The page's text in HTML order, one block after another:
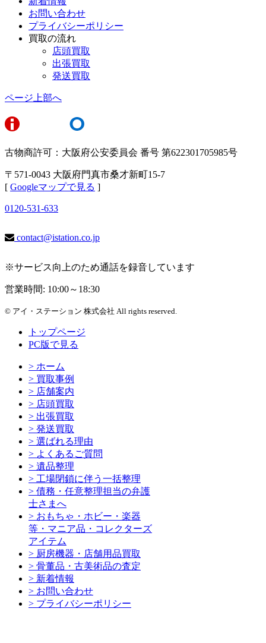
お問い合わせ
プライバシーポリシー
買取の流れ
店頭買取
出張買取
発送買取
ページ上部へ
古物商許可：大阪府公安委員会 番号 第622301705985号
〒571-0043 大阪府門真市桑才新町15-7
[ Googleマップで見る ]
0120-531-633
contact@istation.co.jp
※サービス向上のため通話を録音しています
営業時間: 10:00～18:30
© アイ・ステーション 株式会社 All rights reserved.
トップページ
PC版で見る
> ホーム
> 買取事例
> 店舗案内
> 店頭買取
> 出張買取
> 発送買取
> 選ばれる理由
> よくあるご質問
> 遺品整理
> 工場閉鎖に伴う一括整理
> 債務・任意整理担当の弁護
士さまへ
> おもちゃ・ホビー・楽器
等・マニア品・コレクターズ
アイテム
> 厨房機器・店舗用品買取
> 骨董品・古美術品の査定
> 新着情報
> お問い合わせ
> プライバシーポリシー